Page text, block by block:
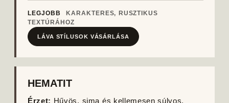
LEGJOBB
KARAKTERES, RUSZTIKUS
TEXTÚRÁHOZ
LÁVA STÍLUSOK VÁSÁRLÁSA
HEMATIT
Érzet: Hűvös, sima és kellemesen súlyos.